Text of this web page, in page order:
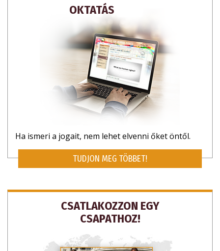
OKTATÁS
Ha ismeri a jogait, nem lehet elvenni őket öntől.
TUDJON MEG TÖBBET!
CSATLAKOZZON EGY
CSAPATHOZ!